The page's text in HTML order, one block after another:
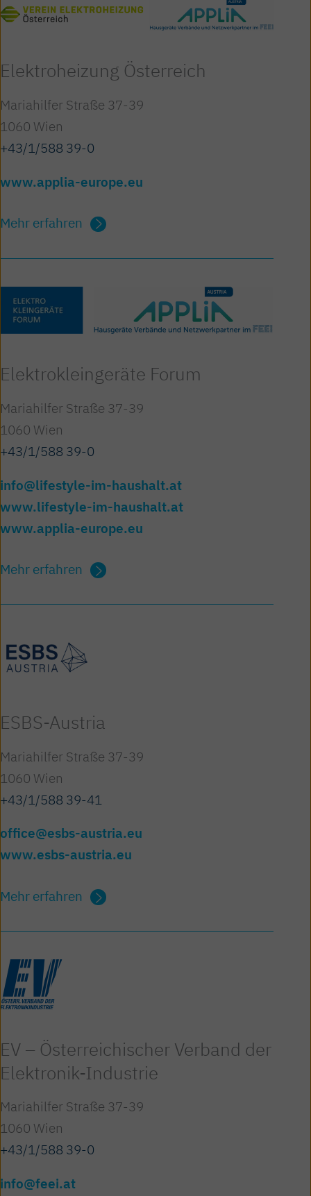
Elektro­heizung Österreich
Mariahilfer Straße 37-39
1060 Wien
+43/1/588 39-0
www.applia-europe.eu
Mehr erfahren
Elektro­kleingeräte Forum
Mariahilfer Straße 37-39
1060 Wien
+43/1/588 39-0
info@lifestyle-im-haushalt.at
www.lifestyle-im-haushalt.at
www.applia-europe.eu
Mehr erfahren
ESBS-Austria
Mariahilfer Straße 37-39
1060 Wien
+43/1/588 39-41
office@esbs-austria.eu
www.esbs-austria.eu
Mehr erfahren
EV – Österreichischer Verband der
Elektronik-Industrie
Mariahilfer Straße 37-39
1060 Wien
+43/1/588 39-0
info@feei.at